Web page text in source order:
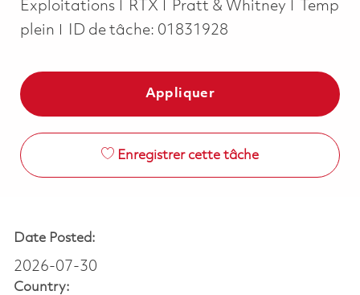
Exploitations
RTX Pratt & Whitney Job
Temp
plein
ID de tâche: 01831928
Appliquer
Enregistrer cette tâche
Date Posted:
2026-07-30
Country: